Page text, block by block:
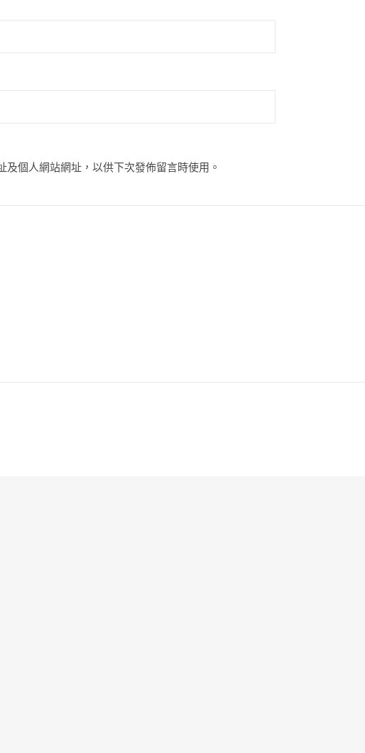
及個人網站網址，以供下次發佈留言時使用。